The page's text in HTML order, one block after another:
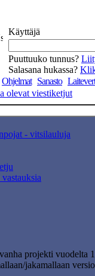
Käyttäjä
Puuttuuko tunnus?
Salasana hukassa?
Ohjelmat Sanasto
olevat viestiketjut
- vitsilauluja
projekti vuodelta
jakamallaan